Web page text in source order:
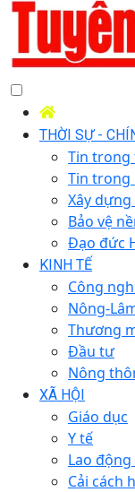
THỜI SỰ -
Tin trong
Tin trong
Xây
Bảo vệ
Đạo đức
KINH TẾ
Công
Nông-
Thương
Đầu tư
Nông
XÃ HỘI
Giáo dục
Y tế
Lao động
Cải cách